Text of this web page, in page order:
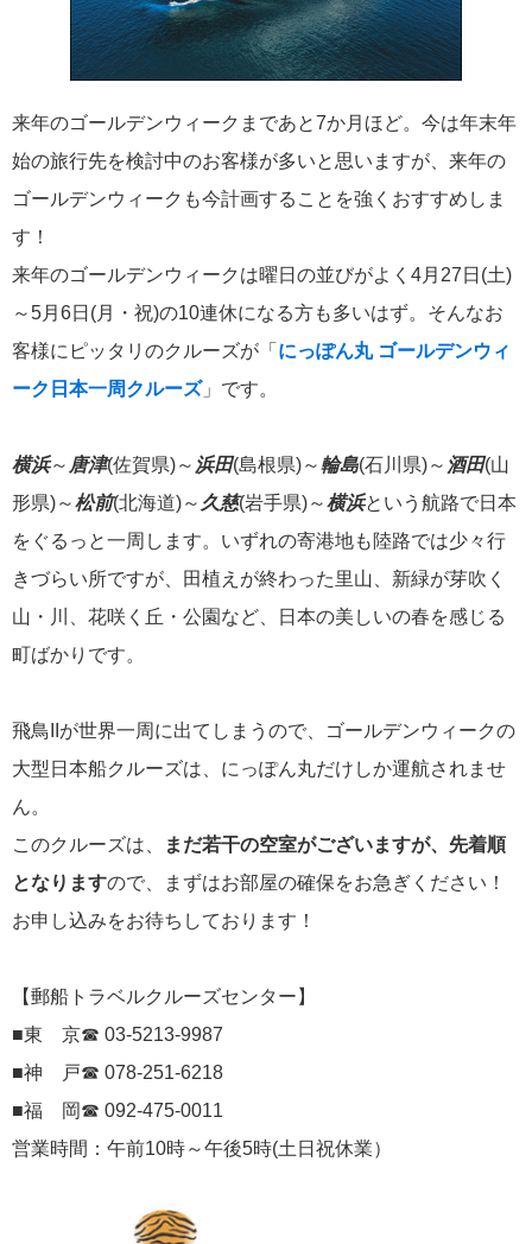
来年のゴールデンウィークまであと7か月ほど。今は年末年
始の旅行先を検討中のお客様が多いと思いますが、来年の
ゴールデンウィークも今計画することを強くおすすめしま
す！
来年のゴールデンウィークは曜日の並びがよく4月27日(土)
～5月6日(月・祝)の10連休になる方も多いはず。そんなお
客様にピッタリのクルーズが「 にっぽん丸 ゴールデンウィ
ーク日本一周クルーズ」です。
横浜～ 唐津(佐賀県)～ 浜田(島根県)～輪島(石川県)～ 酒田(山
形県)～松前(北海道)～ 久慈(岩手県)～横浜という航路で日本
をぐるっと一周します。いずれの寄港地も陸路では少々行
きづらい所ですが、田植えが終わった里山、新緑が芽吹く
山・川、花咲く丘・公園など、日本の美しいの春を感じる
町ばかりです。
飛鳥IIが世界一周に出てしまうので、ゴールデンウィークの
大型日本船クルーズは、にっぽん丸だけしか運航されませ
ん。
このクルーズは、
まだ若干の空室がございますが、先着順
となりますので、まずはお部屋の確保をお急ぎください！
お申し込みをお待ちしております！
【郵船トラベルクルーズセンター】
■東 京☎ 03-5213-9987
■神 戸☎ 078-251-6218
■福 岡☎ 092-475-0011
営業時間：午前10時～午後5時(土日祝休業）
飛鳥II 2027年オセアニアグランドクルーズ発表！
飛鳥II 小山薫堂×飛鳥II～洋上の大人の文化祭～本日発売です
飛鳥II シンガポール寄港中です！
カテゴリーリスト
ねずみ君のつぶやき♪ 416
飛鳥II
世界一周クルーズ
コースご案内
ぱしふぃっく びいなす
プリンセス・クルーズ
現地情報